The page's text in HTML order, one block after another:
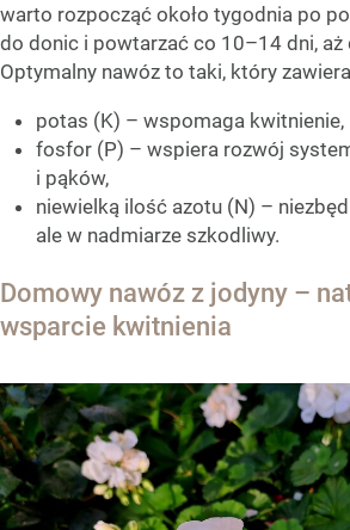
warto rozpocząć około tygodnia po
do donic i powtarzać co 10–14 dni, aż
Optymalny nawóz to taki, który
potas (K) – wspomaga kwitnienie,
fosfor (P) – wspiera rozwój
i pąków,
niewielką ilość azotu (N) –
ale w nadmiarze szkodliwy.
Domowy nawóz z jodyny –
wsparcie kwitnienia